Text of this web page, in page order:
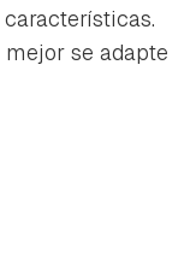
se adapte